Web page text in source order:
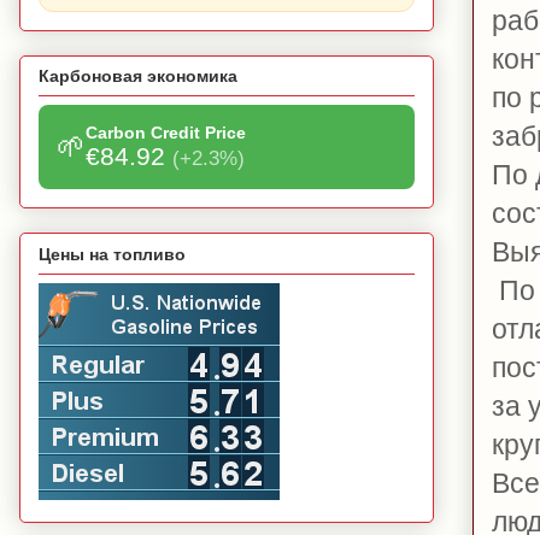
по
По
По
за
Карбоновая экономика
🌱Carbon Credit Price
€84.92 (+2.3%)
Цены на топливо